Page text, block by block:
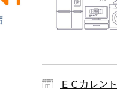
ＥＣカレント